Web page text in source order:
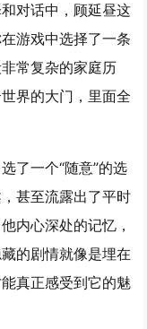
对话中，顾延昼这
游戏中选择了一条
常复杂的家庭历
界的大门，里面全
了一个“随意”的选
甚至流露出了平时
内心深处的记忆，
的剧情就像是埋在
真正感受到它的魅